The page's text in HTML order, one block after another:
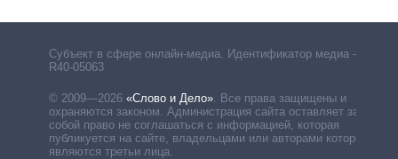
Субъект в сфере онлайн-медиа. Идентификатор медиа –
R40-05063
© 2009—2026 «Слово и Дело» Все права защищены и
охраняются законом. Администрация сайта оставляет за
собой право не соглашаться с информацией, которая
публикуется на сайте, владельцами или авторами которой
являются третьи лица.